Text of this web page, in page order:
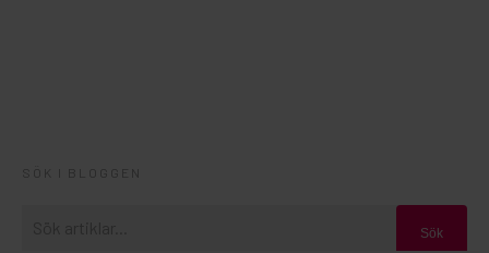
SÖK I BLOGGEN
Sök